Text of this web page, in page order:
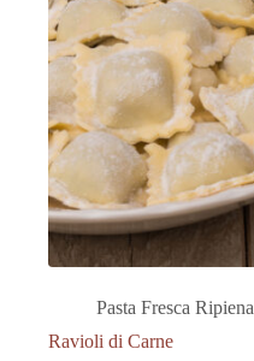
Pasta Fresca Ripiena
Ravioli di Carne